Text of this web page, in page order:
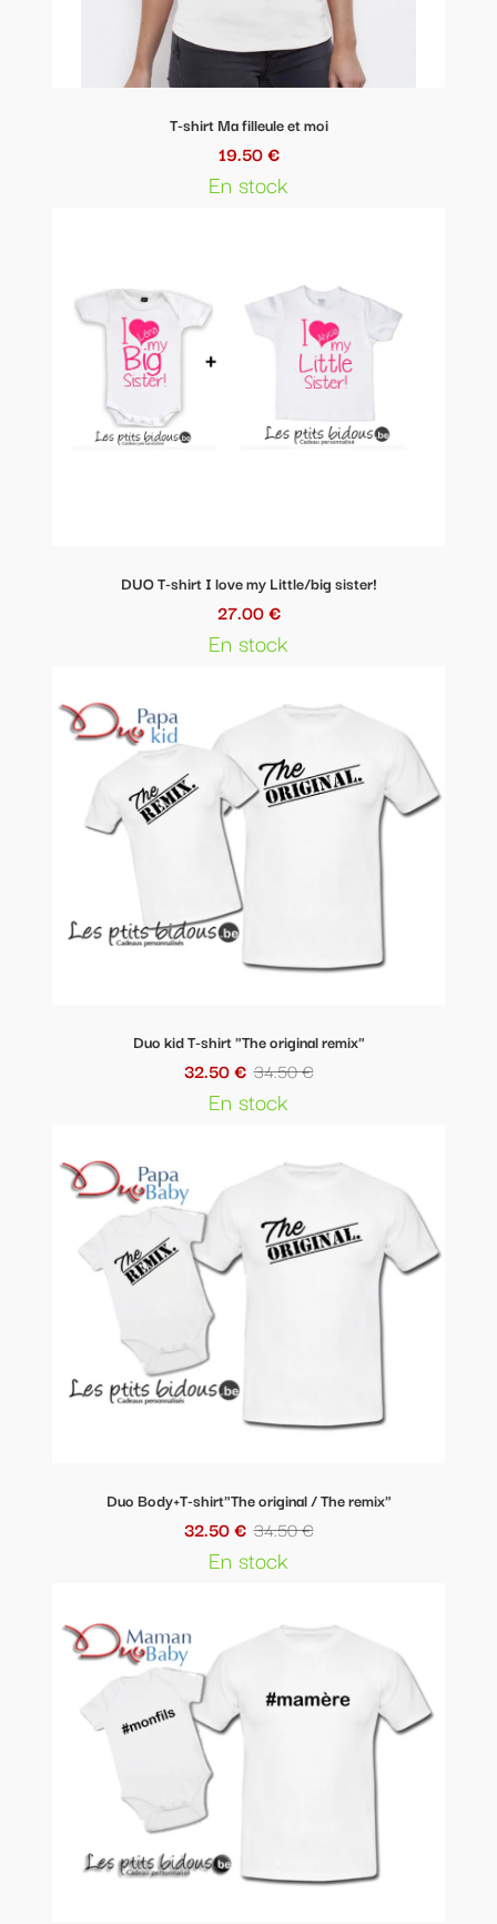
T-shirt Ma filleule et moi
19.50 €
En stock
DUO T-shirt I love my Little/big sister!
27.00 €
En stock
Duo kid T-shirt "The original remix"
32.50 € 34.50 €
En stock
Duo Body+T-shirt"The original / The remix"
32.50 € 34.50 €
En stock